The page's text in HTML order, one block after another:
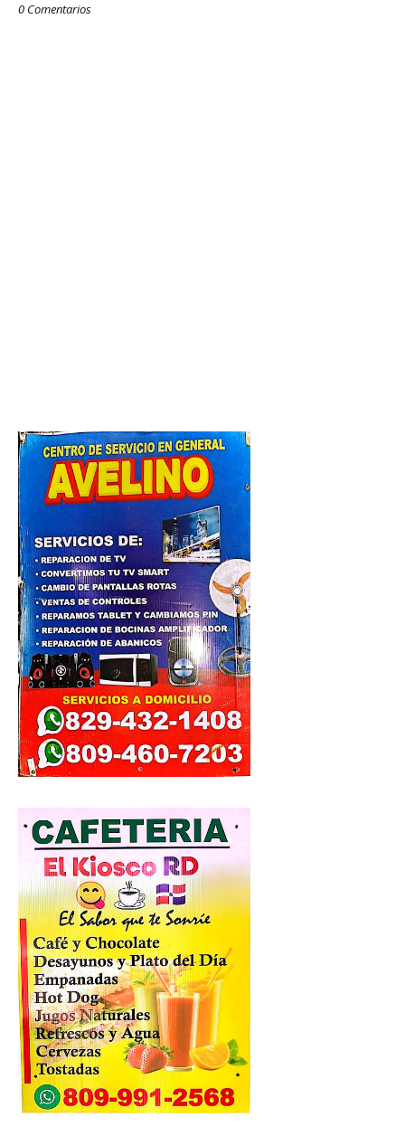
0 Comentarios